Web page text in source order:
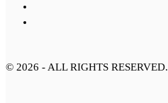
© 2026 - ALL RIGHTS RESERVED.